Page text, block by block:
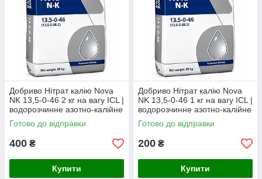
Добриво Нітрат калію Nova
NK 13,5-0-46 2 кг на вагу ICL |
водорозчинне азотно-калійне
добриво
Готово до відправки
400 ₴
Купити
Добриво Нітрат калію Nova
NK 13,5-0-46 1 кг на вагу ICL |
водорозчинне азотно-калійне
добриво
Готово до відправки
200 ₴
Купити